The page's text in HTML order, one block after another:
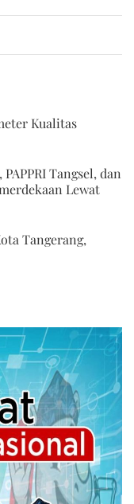
Kualitas
Tangsel, dan
Lewat
Tangerang,